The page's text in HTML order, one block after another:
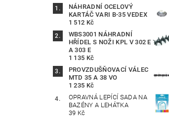
NÁHRADNÍ OCELOVÝ
KARTÁČ VARI B-35 VEDEX
1 512 Kč
WBS3001 NÁHRADNÍ
HŘÍDEL S NOŽI KPL V 302 E
A 303 E
1 135 Kč
PROVZDUŠŇOVACÍ VÁLEC
MTD 35 A 38 VO
1 235 Kč
OPRAVNÁ LEPÍCÍ SADA NA
BAZÉNY A LEHÁTKA
39 Kč